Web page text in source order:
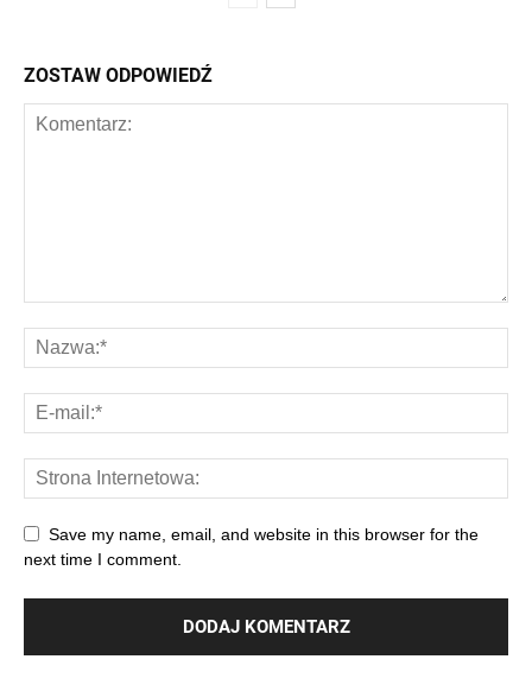
ZOSTAW ODPOWIEDŹ
Save my name, email, and website in this browser for the
next time I comment.